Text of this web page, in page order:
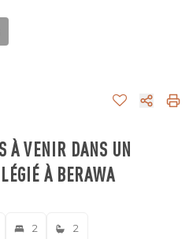
À VENIR DANS UN
À BERAWA
2 2